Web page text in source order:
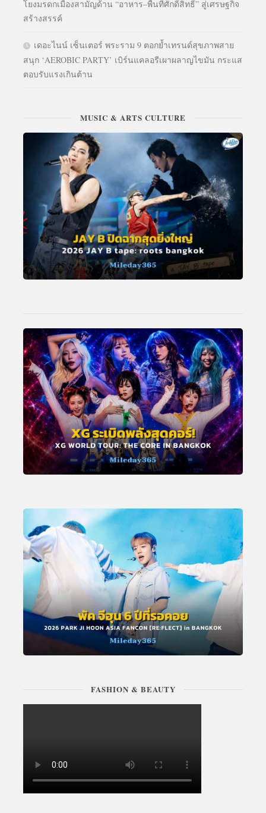
โยงมรดกเมืองสามัญด้าน “อาหาร–พื้นที่ศักดิ์สิทธิ์” สู่เศรษฐกิจ
สร้างสรรค์
เดอะไนน์ เซ็นเตอร์ พระราม 9 ตอกย้ำเทรนด์สุขภาพสาย
สนุก ‘AEROBIC PARTY’ เบิร์นแคลอรีเผาผลาญไขมัน กระแส
ตอบรับแรงเกินต้าน
MUSIC & ARTS CULTURE
FASHION & BEAUTY